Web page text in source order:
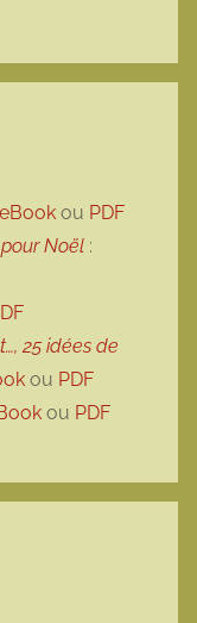
eBook ou PDF
Noël :
25 idées de
ou PDF
ou PDF